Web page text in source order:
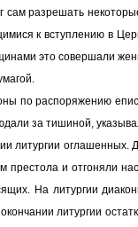
разрешать
к вступлению в
это совершали
по распоряжению
за тишиной,
литургии оглашенных.
престола и отгоняли
На литургии
литургии